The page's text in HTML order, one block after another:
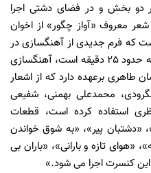
دو بخش و در فضای دشتی اجرا
معروف «آواز چگور» از اخوان
که فرم جدیدی از آهنگسازی در
آن تجربه شده و مدت زمان این قطعه حدود 25 دقیقه است، آهنگسازی
طاهری برعهده دارد که از اشعار
محمدعلی بهمنی، شفیعی
استفاده کرده است، قطعات
پیر»، «به شوق خواندن
«هوای تازه و بارانی»، «باران بی
کنسرت اجرا می شود.»